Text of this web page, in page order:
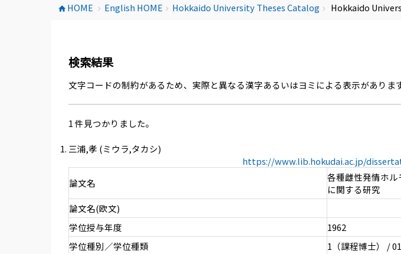
home HOME chevron_right English HOME chevron_right Hokkaido University Theses Catalog chevron_right Hokkaido
検索結果
文字コードの制約があるため、実際と異なる漢字あるいはヨミによる表示がありま
1 件見つかりました。
三浦,孝 (ミウラ,タカシ)
https://www.lib.hokudai.ac.jp/
論文名
各種雌性発情ホ
に関する研究
論文名(欧文)
学位授与年度
1962
学位種別／学位種類
1（課程博士） /